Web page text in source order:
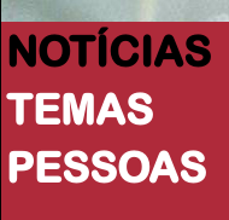
NOTÍCIAS
TEMAS
PESSOAS